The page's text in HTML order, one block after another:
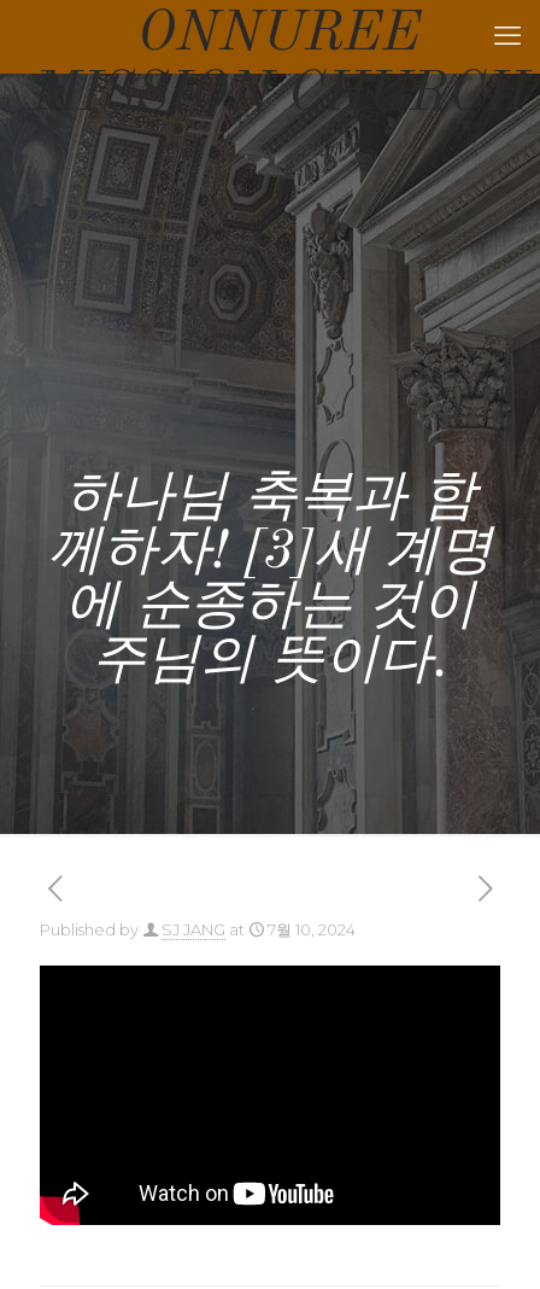
ONNUREE
MISSION CHURCH
하나님 축복과 함
께하자! [3]새 계명
에 순종하는 것이
주님의 뜻이다.
Published by SJ JANG at 7월 10, 2024